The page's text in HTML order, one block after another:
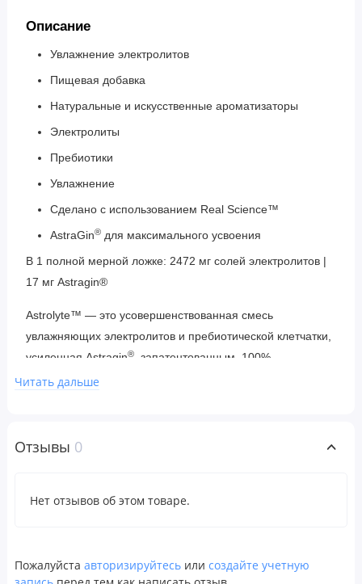
Описание
Увлажнение электролитов
Пищевая добавка
Натуральные и искусственные ароматизаторы
Электролиты
Пребиотики
Увлажнение
Сделано с использованием Real Science™
AstraGin® для максимального усвоения
В 1 полной мерной ложке: 2472 мг солей электролитов |
17 мг Astragin®
Astrolyte™ — это усовершенствованная смесь
увлажняющих электролитов и пребиотической клетчатки,
усиленная Astragin®
, запатентованным, 100%
натуральным соединением, которое повышает
Astrolyte™ предназначена для восполнения запаса
производительности у спортсменов, подвергающихся
лучшему усвоению питательных веществ и улучшению
Читать дальше
Отзывы 0
Нет отзывов об этом товаре.
Пожалуйста авторизируйтесь или создайте учетную